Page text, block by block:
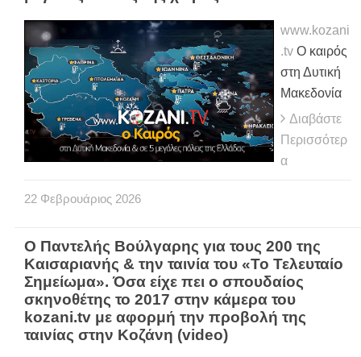
www.kozani
.tv Ο καιρός
στη Δυτική
Μακεδονία
Διαβάστε
Περισσότερ
α
22 Φεβρουάριος 2026
Ο Παντελής Βούλγαρης για τους 200 της
Καισαριανής & την ταινία του «Το Τελευταίο
Σημείωμα». Όσα είχε πει ο σπουδαίος
σκηνοθέτης το 2017 στην κάμερα του
kozani.tv με αφορμή την προβολή της
ταινίας στην Κοζάνη (video)